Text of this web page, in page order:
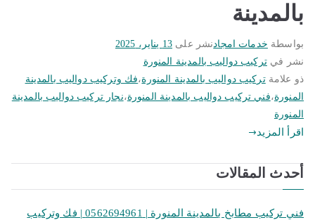
بالمدينة
بواسطة خدمات امجادنشر على 13 يناير، 2025
نشر فيتركيب دواليب بالمدينة المنورة
ذو علامةتركيب دواليب بالمدينة المنورة،فك وتركيب دواليب بالمدينة
المنورة،فني تركيب دواليب بالمدينة المنورة،نجار تركيب دواليب بالمدينة
المنورة
اقرأ المزيد
أحدث المقالات
فني تركيب مطابخ بالمدينة المنورة | 0562694961 | فك وتركيب